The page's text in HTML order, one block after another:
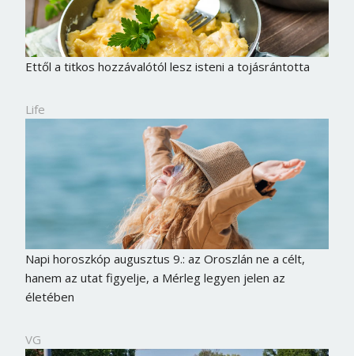
Ettől a titkos hozzávalótól lesz isteni a tojásrántotta
Life
Napi horoszkóp augusztus 9.: az Oroszlán ne a célt,
hanem az utat figyelje, a Mérleg legyen jelen az
életében
VG